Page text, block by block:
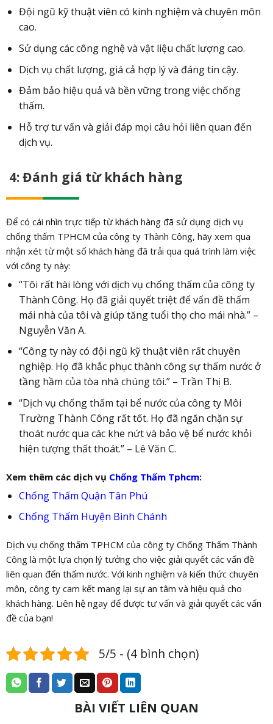
Đội ngũ kỹ thuật viên có kinh nghiệm và chuyên môn
cao.
Sử dụng các công nghệ và vật liệu chất lượng cao.
Dịch vụ chất lượng, giá cả hợp lý và đáng tin cậy.
Đảm bảo hiệu quả và bền vững trong việc chống
thấm.
Hỗ trợ tư vấn và giải đáp mọi câu hỏi liên quan đến
dịch vụ.
4: Đánh giá từ khách hàng
Để có cái nhìn trực tiếp từ khách hàng đã sử dụng dịch vụ
chống thấm TPHCM của công ty Thành Công, hãy xem qua
nhận xét từ một số khách hàng đã trải qua quá trình làm việc
với công ty này:
“Tôi rất hài lòng với dịch vụ chống thấm của công ty
Thành Công. Họ đã giải quyết triệt để vấn đề thấm
mái nhà của tôi và giúp tăng tuổi thọ cho mái nhà.” –
Nguyễn Văn A.
“Công ty này có đội ngũ kỹ thuật viên rất chuyên
nghiệp. Họ đã khắc phục thành công sự thấm nước ở
tầng hầm của tòa nhà chúng tôi.” – Trần Thị B.
“Dịch vụ chống thấm tại bể nước của công ty Môi
Trường Thành Công rất tốt. Họ đã ngăn chặn sự
thoát nước qua các khe nứt và bảo vệ bể nước khỏi
hiện tượng thất thoát.” – Lê Văn C.
Xem thêm các dịch vụ Chống Thấm Tphcm:
Chống Thấm Quận Tân Phú
Chống Thấm Huyện Bình Chánh
Dịch vụ chống thấm TPHCM của công ty Chống Thấm Thành
Công là một lựa chọn lý tưởng cho việc giải quyết các vấn đề
liên quan đến thấm nước. Với kinh nghiệm và kiến thức chuyên
môn, công ty cam kết mang lại sự an tâm và hiệu quả cho
khách hàng. Liên hệ ngay để được tư vấn và giải quyết các vấn
đề của bạn!
5/5 - (4 bình chọn)
BÀI VIẾT LIÊN QUAN